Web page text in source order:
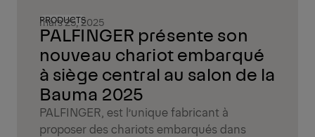
PALFINGER présente son
nouveau chariot embarqué
à siège central au salon de la
Bauma 2025
PRODUCTS
mars 25, 2025
PALFINGER, est l’unique fabricant à
proposer des chariots embarqués dans